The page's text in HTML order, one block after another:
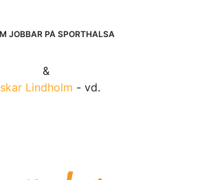
JOBBAR PÅ SPORTHÄLSA
&
Lindholm - vd.